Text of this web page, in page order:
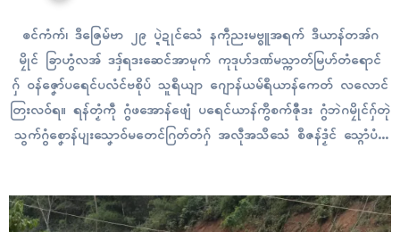
ၜၚ်ကံက်၊ ဒဳဇြေမ်ဗာ ၂၉ ပ္ဍဲဍုင်သေံ နကဵုညးမဗ္ၜူအရက် ဒဳယာန်တအ်ဂ
မၠိုၚ် ခြာဟွံလအ် ဒဒှ်ရဒးဆေၚ်အာမုက် ကုဒုဟ်ဒဏ်မသ္ကာတ်မြဟ်တံရောၚ်
ဂှ် ဝန်ဇၞော်ပရေၚ်ပလံၚ်ဗစိုပ် သူရဳယျာ ဂျောန်ယမ်ရဳယာန်ကေတ် လလောၚ်
တြးလဝ်ရ။ ရန်တၟံကဵု ဂွံဖအောန်ဖျေံ ပရေၚ်ယာန်ကွဳစက်ဇီုဒး ဂွံဘဲဂမၠိုၚ်ဂှ်တုဲ
သွက်ဂွံစၞောန်ပျးသၞောဝ်မတေၚ်ဂြတ်တံဂှ် အလဵုအသဳသေံ စဳဇန်ဒၟံၚ် သ္ဂောံပံၚ်
မတ်ဒကုဲကီု၊ ဒဳအသိၚ်မလောန်ကဵုဗၞတ်ဂှ်ကီု…